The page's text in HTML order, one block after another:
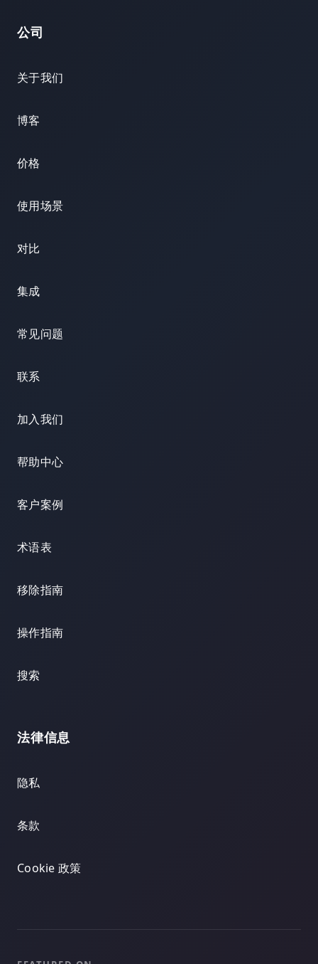
公司
关于我们
博客
价格
使用场景
对比
集成
常见问题
联系
加入我们
帮助中心
客户案例
术语表
移除指南
操作指南
搜索
法律信息
隐私
条款
Cookie 政策